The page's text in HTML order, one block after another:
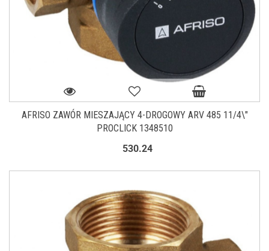
AFRISO ZAWÓR MIESZAJĄCY 4-DROGOWY ARV 485 11/4\"
PROCLICK 1348510
530.24